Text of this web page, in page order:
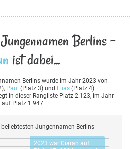
Berlins -
ist dabei...
Berlins wurde im Jahr 2023 von
Paul (Platz 3) und Elias (Platz 4)
in dieser Rangliste Platz 2.123, im Jahr
Platz 1.947.
beliebtesten Jungennamen Berlins
2023 war Ciaran auf